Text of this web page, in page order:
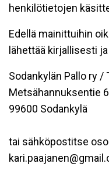
henkilötietojen
Edellä mainittuihin
lähettää kirjallisesti
Sodankylän Pallo ry /
Metsähannuksentie 6
99600 Sodankylä
tai sähköpostitse